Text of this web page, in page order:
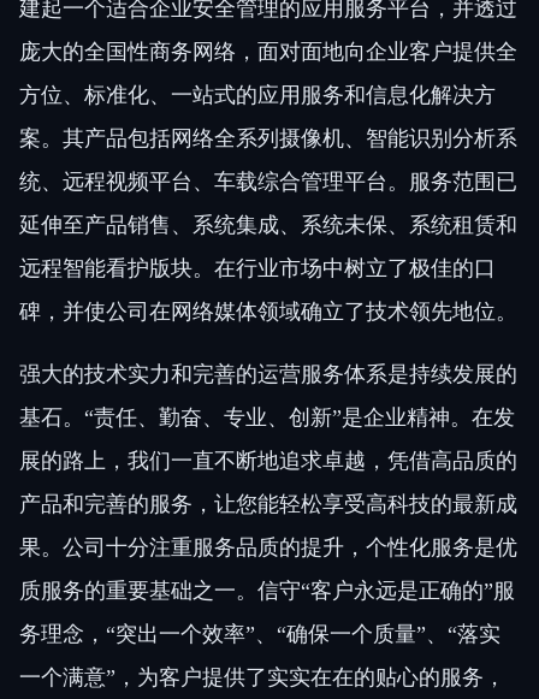
建起一个适合企业安全管理的应用服务平台，并透过
庞大的全国性商务网络，面对面地向企业客户提供全
方位、标准化、一站式的应用服务和信息化解决方
案。其产品包括网络全系列摄像机、智能识别分析系
统、远程视频平台、车载综合管理平台。服务范围已
延伸至产品销售、系统集成、系统未保、系统租赁和
远程智能看护版块。在行业市场中树立了极佳的口
碑，并使公司在网络媒体领域确立了技术领先地位。
强大的技术实力和完善的运营服务体系是持续发展的
基石。“责任、勤奋、专业、创新”是企业精神。在发
展的路上，我们一直不断地追求卓越，凭借高品质的
产品和完善的服务，让您能轻松享受高科技的最新成
果。公司十分注重服务品质的提升，个性化服务是优
质服务的重要基础之一。信守“客户永远是正确的”服
务理念，“突出一个效率”、“确保一个质量”、“落实
一个满意”，为客户提供了实实在在的贴心的服务，